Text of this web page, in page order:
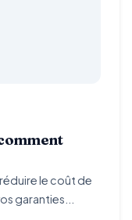
le coût de
garanties...